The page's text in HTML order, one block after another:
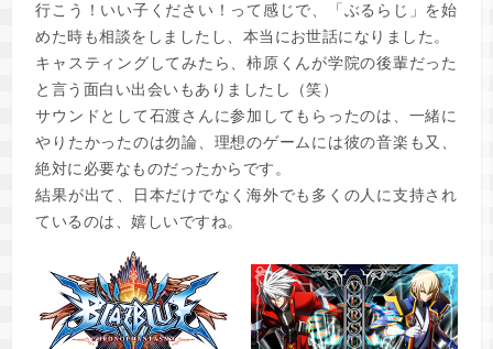
行こう！いい子ください！って感じで、「ぶるらじ」を始
めた時も相談をしましたし、本当にお世話になりました。
キャスティングしてみたら、柿原くんが学院の後輩だった
と言う面白い出会いもありましたし（笑）
サウンドとして石渡さんに参加してもらったのは、一緒に
やりたかったのは勿論、理想のゲームには彼の音楽も又、
絶対に必要なものだったからです。
結果が出て、日本だけでなく海外でも多くの人に支持され
ているのは、嬉しいですね。